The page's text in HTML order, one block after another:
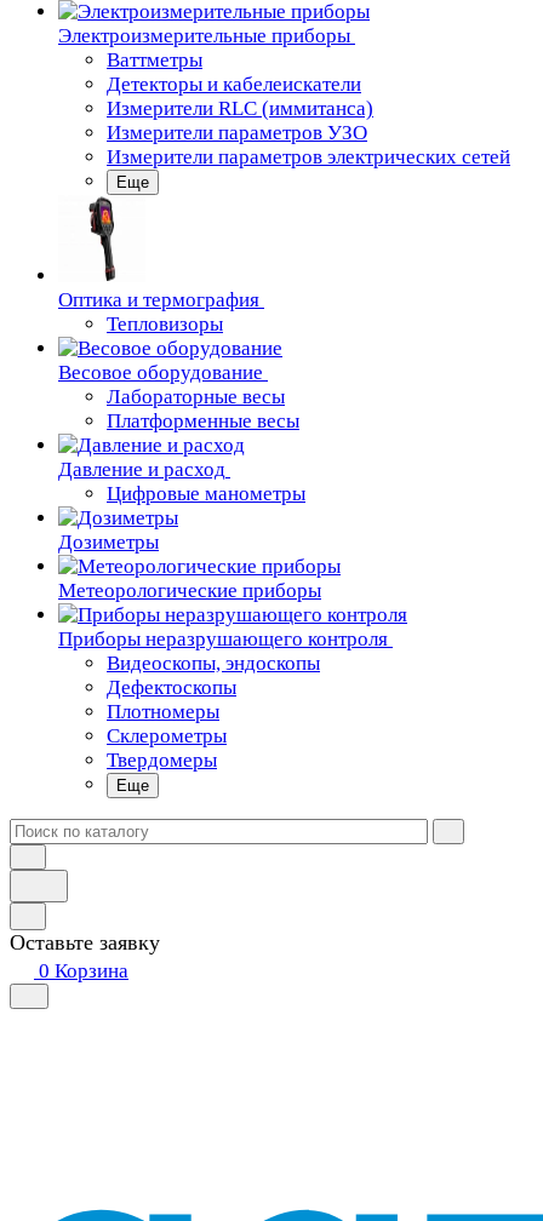
Электроизмерительные приборы
Ваттметры
Детекторы и кабелеискатели
Измерители RLC (иммитанса)
Измерители параметров УЗО
Измерители параметров электрических сетей
Еще
Oптика и термография
Тепловизоры
Весовое оборудование
Лабораторные весы
Платформенные весы
Давление и расход
Цифровые манометры
Дозиметры
Метеорологические приборы
Приборы неразрушающего контроля
Видеоскопы, эндоскопы
Дефектоскопы
Плотномеры
Склерометры
Твердомеры
Еще
Оставьте заявку
0 Корзина